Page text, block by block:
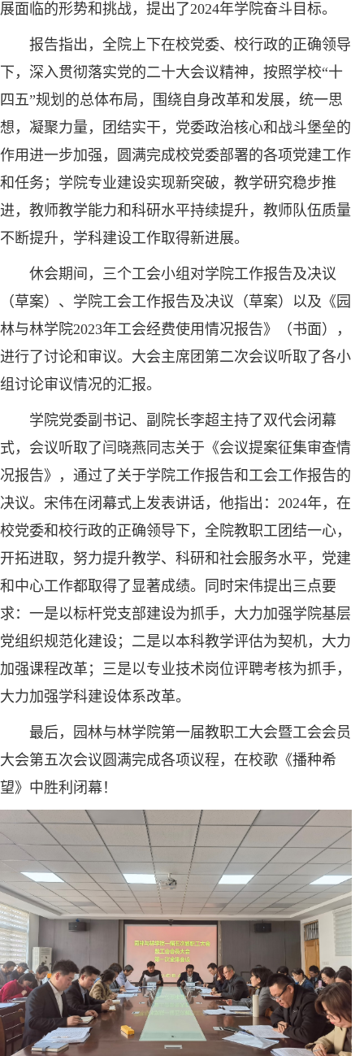
展面临的形势和挑战，提出了2024年学院奋斗目标。
报告指出，全院上下在校党委、校行政的正确领导
下，深入贯彻落实党的二十大会议精神，按照学校“十
四五”规划的总体布局，围绕自身改革和发展，统一思
想，凝聚力量，团结实干，党委政治核心和战斗堡垒的
作用进一步加强，圆满完成校党委部署的各项党建工作
和任务；学院专业建设实现新突破，教学研究稳步推
进，教师教学能力和科研水平持续提升，教师队伍质量
不断提升，学科建设工作取得新进展。
休会期间，三个工会小组对学院工作报告及决议
（草案）、学院工会工作报告及决议（草案）以及《园
林与林学院2023年工会经费使用情况报告》（书面），
进行了讨论和审议。大会主席团第二次会议听取了各小
组讨论审议情况的汇报。
学院党委副书记、副院长李超主持了双代会闭幕
式，会议听取了闫晓燕同志关于《会议提案征集审查情
况报告》，通过了关于学院工作报告和工会工作报告的
决议。宋伟在闭幕式上发表讲话，他指出：2024年，在
校党委和校行政的正确领导下，全院教职工团结一心，
开拓进取，努力提升教学、科研和社会服务水平，党建
和中心工作都取得了显著成绩。同时宋伟提出三点要
求：一是以标杆党支部建设为抓手，大力加强学院基层
党组织规范化建设；二是以本科教学评估为契机，大力
加强课程改革；三是以专业技术岗位评聘考核为抓手，
大力加强学科建设体系改革。
最后，园林与林学院第一届教职工大会暨工会会员
大会第五次会议圆满完成各项议程，在校歌《播种希
望》中胜利闭幕！